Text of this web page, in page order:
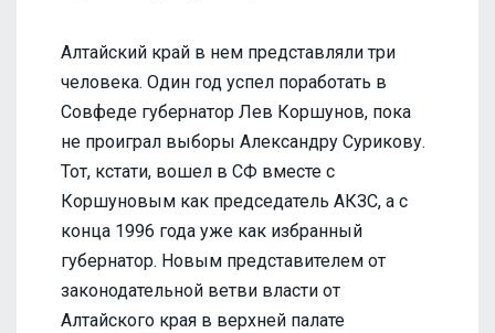
Алтайский край в нем представляли три
человека. Один год успел поработать в
Совфеде губернатор Лев Коршунов, пока
не проиграл выборы Александру Сурикову.
Тот, кстати, вошел в СФ вместе с
Коршуновым как председатель АКЗС, а с
конца 1996 года уже как избранный
губернатор. Новым представителем от
законодательной ветви власти от
Алтайского края в верхней палате